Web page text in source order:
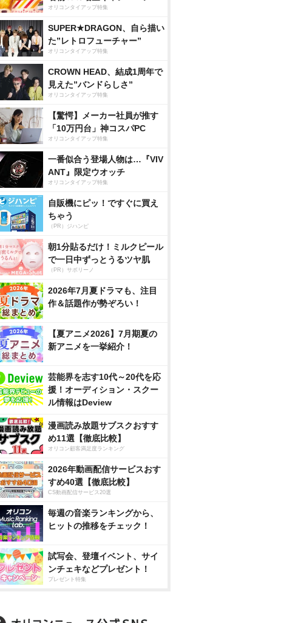
オリコンタイアップ特集
SUPER★DRAGON、自ら描い
た”レトロフューチャー”
オリコンタイアップ特集
CROWN HEAD、結成1周年で
見えた”バンドらしさ”
オリコンタイアップ特集
【驚愕】メーカー社員が推す
「10万円台」神コスパPC
オリコンタイアップ特集
一番似合う登場人物は…『VIV
ANT』限定ウオッチ
オリコンタイアップ特集
自販機にピッ！ですぐに買え
ちゃう
（PR）ジハンピ
朝1分貼るだけ！ミルクピール
で一日中ずっとうるツヤ肌
（PR）サボリーノ
2026年7月夏ドラマも、注目
作＆話題作が勢ぞろい！
【夏アニメ2026】7月期夏の
新アニメを一挙紹介！
芸能界を志す10代～20代を応
援！オーディション・スクー
ル情報はDeview
漫画読み放題サブスクおすす
め11選【徹底比較】
オリコン顧客満足度ランキング
2026年動画配信サービスおす
すめ40選【徹底比較】
CS動画配信サービス20選
毎週の音楽ランキングから、
ヒットの推移をチェック！
試写会、登壇イベント、サイ
ンチェキなどプレゼント！
プレゼント特集